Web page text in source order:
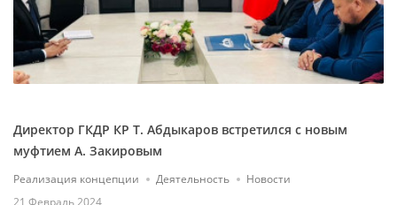
Директор ГКДР КР Т. Абдыкаров встретился с новым
муфтием А. Закировым
Реализация концепции Деятельность
Новости
21 Февраль 2024